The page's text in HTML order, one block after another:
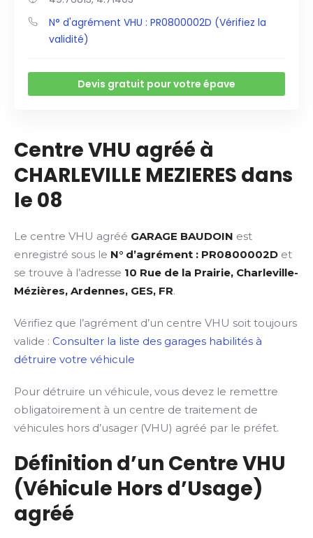
N° d'agrément VHU : PR0800002D (Vérifiez la
validité)
Devis gratuit pour votre épave
Centre VHU agréé à
CHARLEVILLE MEZIERES dans
le 08
Le centre VHU agréé GARAGE BAUDOIN est
enregistré sous le N° d’agrément : PR0800002D et
se trouve à l’adresse 10 Rue de la Prairie, Charleville-
Mézières, Ardennes, GES, FR.
Vérifiez que l’agrément d’un centre VHU soit toujours
valide : Consulter la liste des garages habilités à
détruire votre véhicule
Pour détruire un véhicule, vous devez le remettre
obligatoirement à un centre de traitement de
véhicules hors d’usager (VHU) agréé par le préfet.
Définition d’un Centre VHU
(Véhicule Hors d’Usage)
agréé